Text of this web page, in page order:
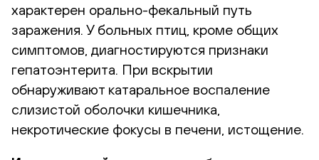
характерен орально-фекальный путь
заражения. У больных птиц, кроме общих
симптомов, диагностируются признаки
гепатоэнтерита. При вскрытии
обнаруживают катаральное воспаление
слизистой оболочки кишечника,
некротические фокусы в печени, истощение.